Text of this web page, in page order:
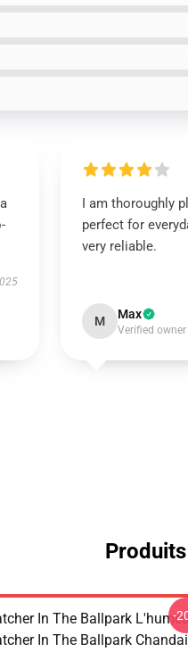
I am thoroughly
perfect for
very reliable.
M Max
Verified owner
In The Ballpark
In The Ballpark
-